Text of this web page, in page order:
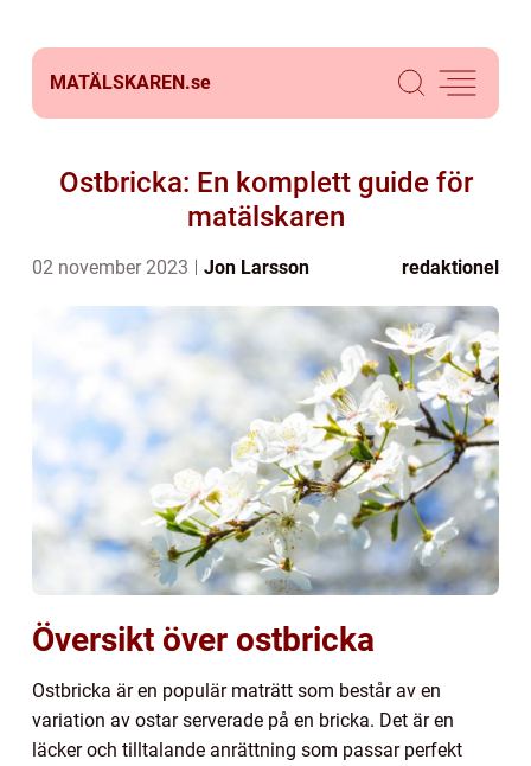
MATÄLSKAREN.se
Ostbricka: En komplett guide för
matälskaren
02 november 2023 Jon Larsson redaktionel
Översikt över ostbricka
Ostbricka är en populär maträtt som består av en
variation av ostar serverade på en bricka. Det är en
läcker och tilltalande anrättning som passar perfekt